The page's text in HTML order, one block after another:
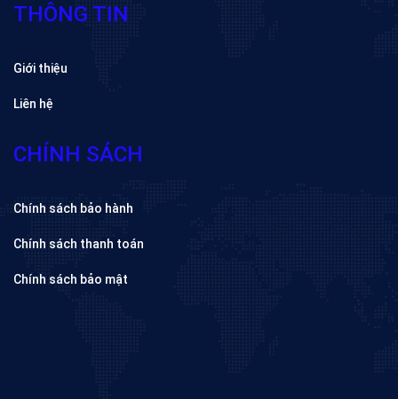
THÔNG TIN
Giới thiệu
Liên hệ
CHÍNH SÁCH
Chính sách bảo hành
Chính sách thanh toán
Chính sách bảo mật